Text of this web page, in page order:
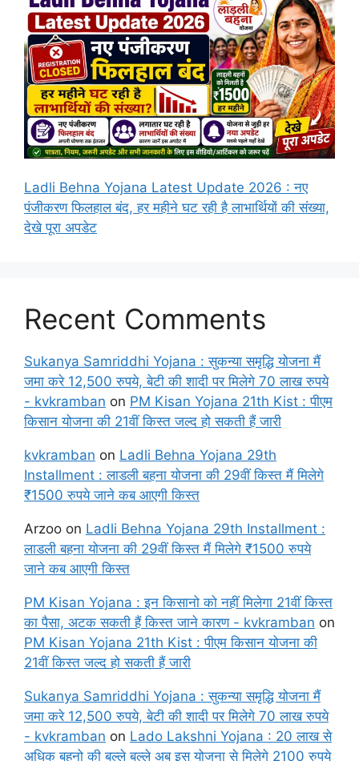
Ladli Behna Yojana Latest Update 2026 : नए
पंजीकरण फिलहाल बंद, हर महीने घट रही है लाभार्थियों की संख्या,
देखे पूरा अपडेट
Recent Comments
Sukanya Samriddhi Yojana : सुकन्या समृद्धि योजना मैं
जमा करे 12,500 रुपये, बेटी की शादी पर मिलेगे 70 लाख रुपये
- kvkramban on PM Kisan Yojana 21th Kist : पीएम
किसान योजना की 21वीं किस्त जल्द हो सकती हैं जारी
kvkramban on Ladli Behna Yojana 29th
Installment : लाडली बहना योजना की 29वीं किस्त मैं मिलेगे
₹1500 रुपये जाने कब आएगी किस्त
Arzoo on Ladli Behna Yojana 29th Installment :
लाडली बहना योजना की 29वीं किस्त मैं मिलेगे ₹1500 रुपये
जाने कब आएगी किस्त
PM Kisan Yojana : इन किसानो को नहीं मिलेगा 21वीं किस्त
का पैसा, अटक सकती हैं किस्त जाने कारण - kvkramban on
PM Kisan Yojana 21th Kist : पीएम किसान योजना की
21वीं किस्त जल्द हो सकती हैं जारी
Sukanya Samriddhi Yojana : सुकन्या समृद्धि योजना मैं
जमा करे 12,500 रुपये, बेटी की शादी पर मिलेगे 70 लाख रुपये
- kvkramban on Lado Lakshni Yojana : 20 लाख से
अधिक बहनो की बल्ले बल्ले अब इस योजना से मिलेगे 2100 रुपये